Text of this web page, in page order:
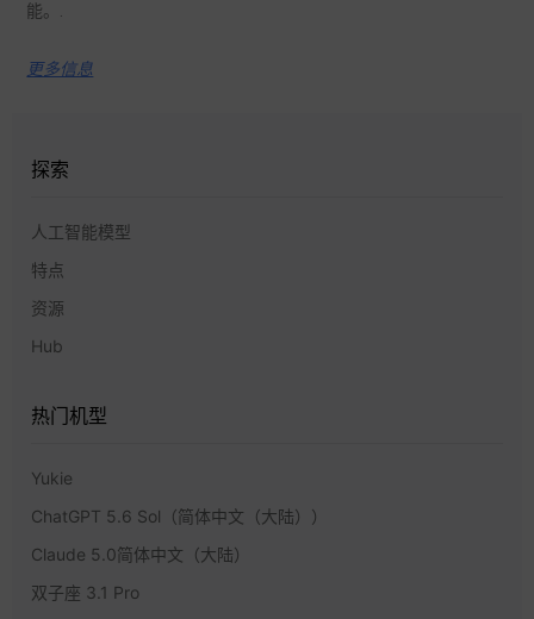
能。.
更多信息
探索
人工智能模型
特点
资源
Hub
热门机型
Yukie
ChatGPT 5.6 Sol（简体中文（大陆））
Claude 5.0简体中文（大陆）
双子座 3.1 Pro